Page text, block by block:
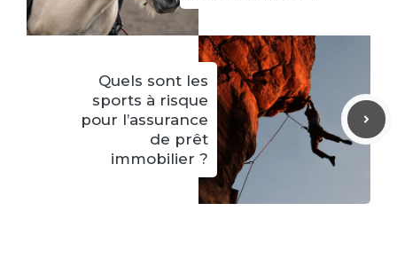
Quels sont les
sports à risque
pour l’assurance
de prêt
immobilier ?